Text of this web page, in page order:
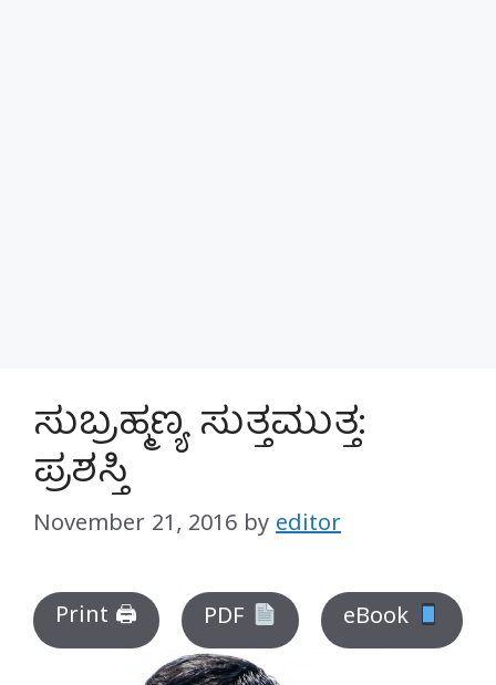
ಸುಬ್ರಹ್ಮಣ್ಯ ಸುತ್ತಮುತ್ತ:
ಪ್ರಶಸ್ತಿ
November 21, 2016 by editor
Print 🖨 PDF eBook